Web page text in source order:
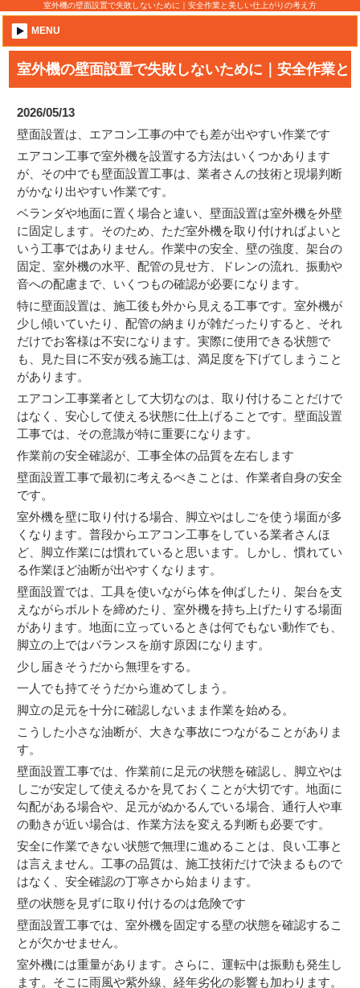
室外機の壁面設置で失敗しないために｜安全作業と美しい仕上がりの考え方
MENU
室外機の壁面設置で失敗しないために｜安全作業と
美しい仕上がりの考え方
2026/05/13
壁面設置は、エアコン工事の中でも差が出やすい作業です
エアコン工事で室外機を設置する方法はいくつかあります
が、その中でも壁面設置工事は、業者さんの技術と現場判断
がかなり出やすい作業です。
ベランダや地面に置く場合と違い、壁面設置は室外機を外壁
に固定します。そのため、ただ室外機を取り付ければよいと
いう工事ではありません。作業中の安全、壁の強度、架台の
固定、室外機の水平、配管の見せ方、ドレンの流れ、振動や
音への配慮まで、いくつもの確認が必要になります。
特に壁面設置は、施工後も外から見える工事です。室外機が
少し傾いていたり、配管の納まりが雑だったりすると、それ
だけでお客様は不安になります。実際に使用できる状態で
も、見た目に不安が残る施工は、満足度を下げてしまうこと
があります。
エアコン工事業者として大切なのは、取り付けることだけで
はなく、安心して使える状態に仕上げることです。壁面設置
工事では、その意識が特に重要になります。
作業前の安全確認が、工事全体の品質を左右します
壁面設置工事で最初に考えるべきことは、作業者自身の安全
です。
室外機を壁に取り付ける場合、脚立やはしごを使う場面が多
くなります。普段からエアコン工事をしている業者さんほ
ど、脚立作業には慣れていると思います。しかし、慣れてい
る作業ほど油断が出やすくなります。
壁面設置では、工具を使いながら体を伸ばしたり、架台を支
えながらボルトを締めたり、室外機を持ち上げたりする場面
があります。地面に立っているときは何でもない動作でも、
脚立の上ではバランスを崩す原因になります。
少し届きそうだから無理をする。
一人でも持てそうだから進めてしまう。
脚立の足元を十分に確認しないまま作業を始める。
こうした小さな油断が、大きな事故につながることがありま
す。
壁面設置工事では、作業前に足元の状態を確認し、脚立やは
しごが安定して使えるかを見ておくことが大切です。地面に
勾配がある場合や、足元がぬかるんでいる場合、通行人や車
の動きが近い場合は、作業方法を変える判断も必要です。
安全に作業できない状態で無理に進めることは、良い工事と
は言えません。工事の品質は、施工技術だけで決まるもので
はなく、安全確認の丁寧さから始まります。
壁の状態を見ずに取り付けるのは危険です
壁面設置工事では、室外機を固定する壁の状態を確認するこ
とが欠かせません。
室外機には重量があります。さらに、運転中は振動も発生し
ます。そこに雨風や紫外線、経年劣化の影響も加わります。